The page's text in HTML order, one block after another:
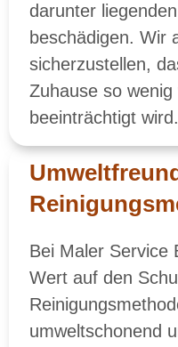
darunter
beschädigen. Wir
sicherzustellen,
Zuhause so wenig
beeinträchtigt wird.
Bei Maler Service
Wert auf den
umweltschonend